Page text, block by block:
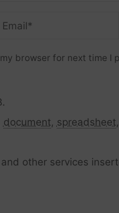
browser for next time I
document, spreadsheet,
other services